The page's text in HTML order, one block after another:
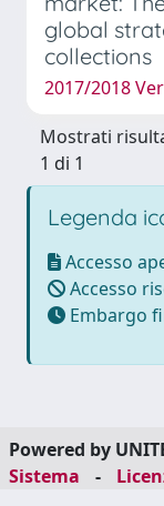
global
collections
2017/2018
Mostrati
1 di 1
Legenda
Accesso
Accesso
Embargo
Powered by
Sistema
-